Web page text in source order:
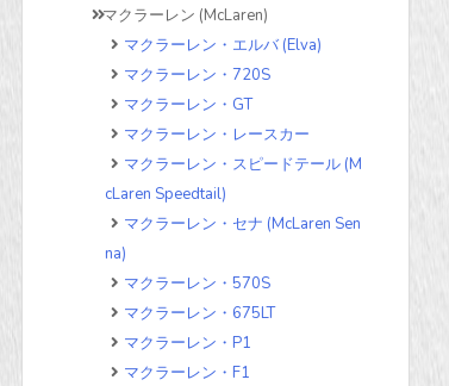
マクラーレン (McLaren)
マクラーレン・エルバ (Elva)
マクラーレン・720S
マクラーレン・GT
マクラーレン・レースカー
マクラーレン・スピードテール (M
cLaren Speedtail)
マクラーレン・セナ (McLaren Sen
na)
マクラーレン・570S
マクラーレン・675LT
マクラーレン・P1
マクラーレン・F1